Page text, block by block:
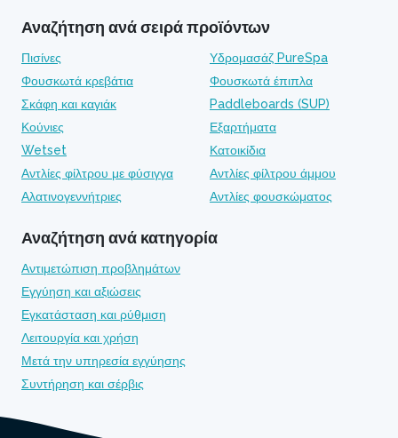
Αναζήτηση ανά σειρά προϊόντων
Πισίνες
Υδρομασάζ PureSpa
Φουσκωτά κρεβάτια
Φουσκωτά έπιπλα
Σκάφη και καγιάκ
Paddleboards (SUP)
Κούνιες
Εξαρτήματα
Wetset
Κατοικίδια
Αντλίες φίλτρου με φύσιγγα
Αντλίες φίλτρου άμμου
Αλατινογεννήτριες
Αντλίες φουσκώματος
Αναζήτηση ανά κατηγορία
Αντιμετώπιση προβλημάτων
Εγγύηση και αξιώσεις
Εγκατάσταση και ρύθμιση
Λειτουργία και χρήση
Μετά την υπηρεσία εγγύησης
Συντήρηση και σέρβις